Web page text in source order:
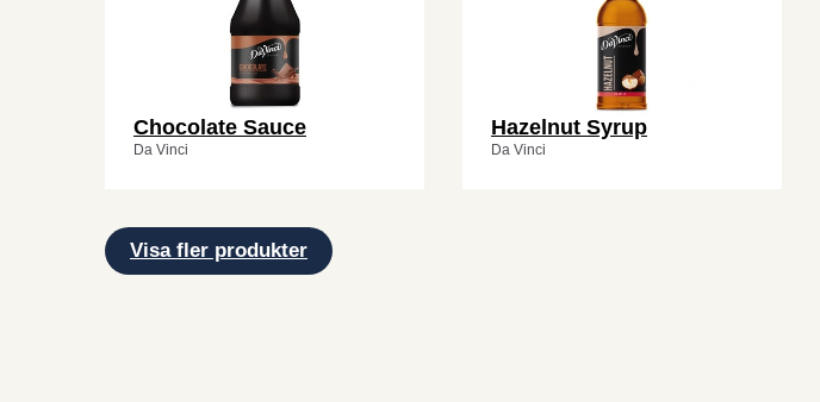
Chocolate Sauce
Da Vinci
Hazelnut Syrup
Da Vinci
Visa fler produkter